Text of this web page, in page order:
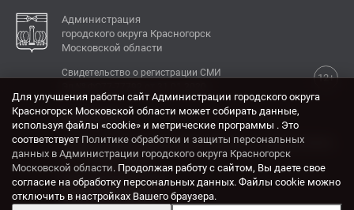
Администрация
городского округа Красногорск
Московской области
12+
Свидетельство о регистрации СМИ
КОНТАКТЫ
Адрес: 143404, Московская область, г. Красногорск,
ул. Ленина, дом 4.
Электронная почта:
krasrn@mosreg.ru
Для улучшения работы сайт Администрации городского округа
Красногорск Московской области может собирать данные,
используя файлы «cookie» и метрические программы . Это
соответствует Политике обработки и защиты персональных
данных в Администрации городского округа Красногорск
Московской области. Продолжая работу с сайтом, Вы даете свое
согласие на обработку персональных данных. Файлы cookie можно
отключить в настройках Вашего браузера.